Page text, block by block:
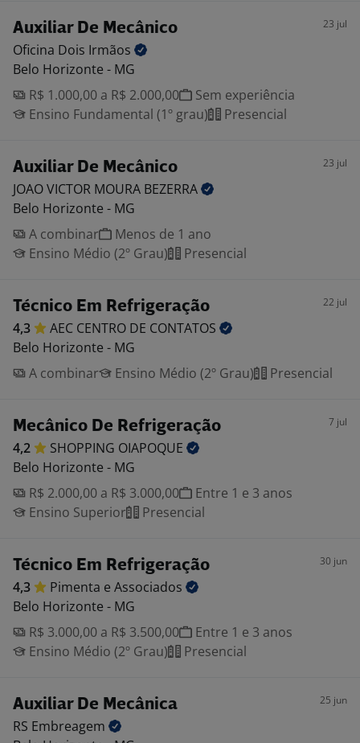
Auxiliar De Mecânico 23 jul
Oficina Dois Irmãos
Belo Horizonte - MG
R$ 1.000,00 a R$ 2.000,00
Sem experiência
Ensino Fundamental (1º grau)
Presencial
Auxiliar De Mecânico 23 jul
JOAO VICTOR MOURA BEZERRA
Belo Horizonte - MG
A combinar
Menos de 1 ano
Ensino Médio (2º Grau)
Presencial
Técnico Em Refrigeração 22 jul
4,3 AEC CENTRO DE CONTATOS
Belo Horizonte - MG
A combinar
Ensino Médio (2º Grau) Presencial
Mecânico De Refrigeração 7 jul
4,2 SHOPPING OIAPOQUE
Belo Horizonte - MG
R$ 2.000,00 a R$ 3.000,00
Entre 1 e 3 anos
Ensino Superior
Presencial
Técnico Em Refrigeração 30 jun
4,3 Pimenta e Associados
Belo Horizonte - MG
R$ 3.000,00 a R$ 3.500,00
Entre 1 e 3 anos
Ensino Médio (2º Grau)
Presencial
Auxiliar De Mecânica 25 jun
RS Embreagem